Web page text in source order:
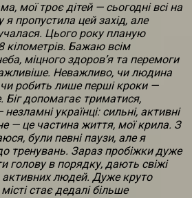
мої троє дітей — сьогодні всі на
я пропустила цей захід, але
Цього року планую
кілометрів. Бажаю всім
міцного здоров’я та перемоги
Неважливо, чи людина
чи робить лише перші кроки —
Біг допомагає триматися,
українці: сильні, активні
— це частина життя, мої крила. З
були певні паузи, але я
тренувань. Зараз пробіжки дуже
голову в порядку, дають свіжі
людей. Дуже круто
стає дедалі більше